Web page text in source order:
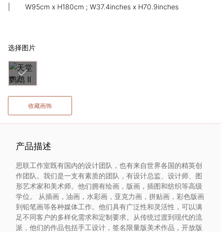
络
灵
感
发
加
入
我
W95cm x H180cm ; W37.4inches x H70.9inches
选择图片
收藏画饰
产品描述
思联工作室既有国内的设计团队，也有来自世界各国的精英创
作团队。我们是一支有素质的团队，有设计总监、设计师、图
形艺术家和美术师。他们拥有绘画，版画，插图和纺织等高级
学位。 从插画，油画，水彩画，亚克力画，拼贴画，彩色版画
到铅笔画等各种媒体工作。他们具有广泛性和灵活性，可以满
足不同客户的多样化需求和定制要求。从传统过渡到现代的流
派，他们的作品包括手工设计，签名限量版美术作品，开放版